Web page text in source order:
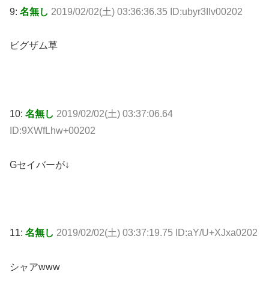
9: 名無し 2019/02/02(土) 03:36:36.35 ID:ubyr3IIv00202
ビグザム草
10: 名無し 2019/02/02(土) 03:37:06.64
ID:9XWfLhw+00202
Gセイバーが↓
11: 名無し 2019/02/02(土) 03:37:19.75 ID:aY/U+XJxa0202
シャアwww